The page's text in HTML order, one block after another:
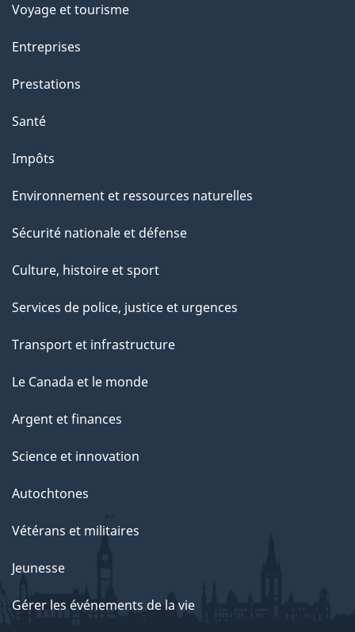
t
t
a
e
Voyage et tourisme
Entreprises
Prestations
Santé
Impôts
Environnement et ressources naturelles
Sécurité nationale et défense
Culture, histoire et sport
Services de police, justice et urgences
Transport et infrastructure
Le Canada et le monde
Argent et finances
Science et innovation
Autochtones
Vétérans et militaires
Jeunesse
Gérer les événements de la vie